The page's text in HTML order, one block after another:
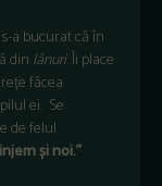
a bucurat că în
din lânuri. Îi place
făcea
ei. Se
de felul
și noi.”